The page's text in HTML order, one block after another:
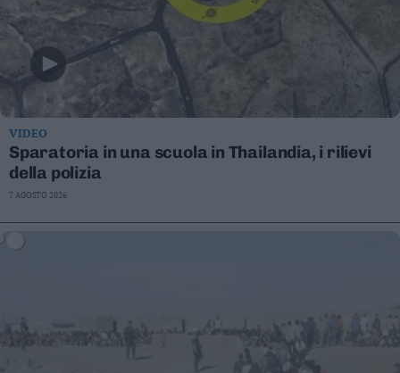
VIDEO
Sparatoria in una scuola in Thailandia, i rilievi
della polizia
7 AGOSTO 2026